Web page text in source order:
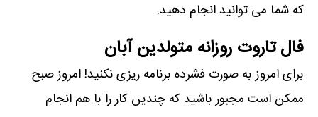
که شما می توانید انجام دهید.
فال تاروت روزانه متولدین آبان
برای امروز به صورت فشرده برنامه ریزی نکنید! امروز صبح
ممکن است مجبور باشید که چندین کار را با هم انجام